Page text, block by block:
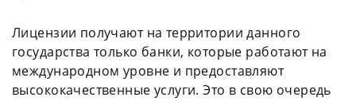
Лицензии получают на территории данного
государства только банки, которые работают на
международном уровне и предоставляют
высококачественные услуги. Это в свою очередь